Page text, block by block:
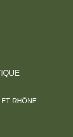
RHÔNE